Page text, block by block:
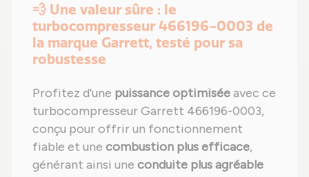
💨 Une valeur sûre : le
turbocompresseur 466196-0003 de
la marque Garrett, testé pour sa
robustesse
Profitez d'une puissance optimiséeavec ce
turbocompresseur Garrett 466196-0003,
conçu pour offrir un fonctionnement
fiable et une combustion plus efficace,
générant ainsi une conduite plus agréable